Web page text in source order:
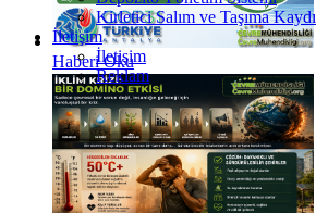
Haberi Oku
Kirletici Salım ve Taşıma Kaydı
İletişim
İletişim
Reklam